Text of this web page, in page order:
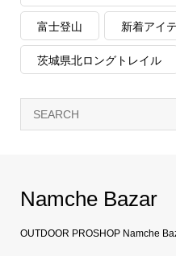
富士登山 新着アイ
茨城県北ロングトレイル
Namche Bazar
OUTDOOR PROSHOP Namche